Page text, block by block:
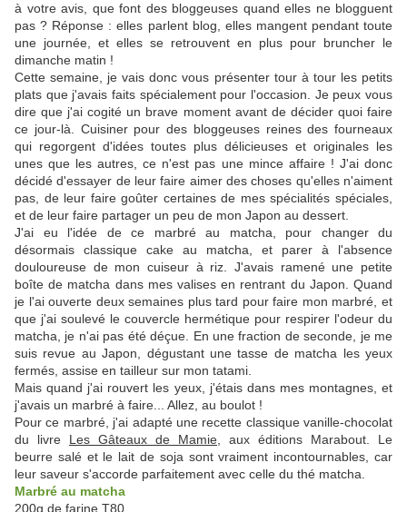
à votre avis, que font des bloggeuses quand elles ne blogguent
pas ? Réponse : elles parlent blog, elles mangent pendant toute
une journée, et elles se retrouvent en plus pour bruncher le
dimanche matin !
Cette semaine, je vais donc vous présenter tour à tour les petits
plats que j'avais faits spécialement pour l'occasion. Je peux vous
dire que j'ai cogité un brave moment avant de décider quoi faire
ce jour-là. Cuisiner pour des bloggeuses reines des fourneaux
qui regorgent d'idées toutes plus délicieuses et originales les
unes que les autres, ce n'est pas une mince affaire ! J'ai donc
décidé d'essayer de leur faire aimer des choses qu'elles n'aiment
pas, de leur faire goûter certaines de mes spécialités spéciales,
et de leur faire partager un peu de mon Japon au dessert.
J'ai eu l'idée de ce marbré au matcha, pour changer du
désormais classique cake au matcha, et parer à l'absence
douloureuse de mon cuiseur à riz. J'avais ramené une petite
boîte de matcha dans mes valises en rentrant du Japon. Quand
je l'ai ouverte deux semaines plus tard pour faire mon marbré, et
que j'ai soulevé le couvercle hermétique pour respirer l'odeur du
matcha, je n'ai pas été déçue. En une fraction de seconde, je me
suis revue au Japon, dégustant une tasse de matcha les yeux
fermés, assise en tailleur sur mon tatami.
Mais quand j'ai rouvert les yeux, j'étais dans mes montagnes, et
j'avais un marbré à faire... Allez, au boulot !
Pour ce marbré, j'ai adapté une recette classique vanille-chocolat
du livre Les Gâteaux de Mamie , aux éditions Marabout. Le
beurre salé et le lait de soja sont vraiment incontournables, car
leur saveur s'accorde parfaitement avec celle du thé matcha.
Marbré au matcha
200g de farine T80